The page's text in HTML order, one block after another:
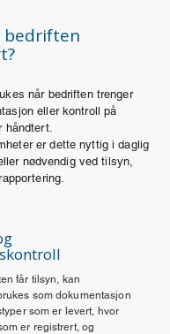
bedriften
når bedriften trenger
eller kontroll på
håndtert.
er dette nyttig i daglig
nødvendig ved tilsyn,
får tilsyn, kan
som dokumentasjon
som er levert, hvor
er registrert, og